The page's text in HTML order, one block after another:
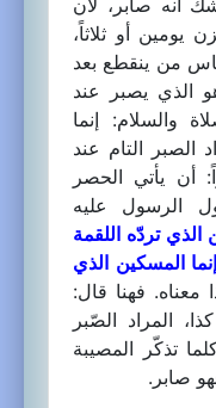
أنه صابر، لأن
أو ثلاثاً،
من ينقطع بعد
الذي يصبر عند
والسلام: إنما
الصبر التام عند
أن يأتي الحصر
الرسول عليه
تردّه اللقمة
المسكين الذي
معناه. فهنا قال:
المراد الصّبر
تذكّر المصيبة
صابر.